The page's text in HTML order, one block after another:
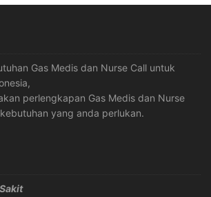
Gas Medis dan Nurse Call untuk
perlengkapan Gas Medis dan Nurse
yang anda perlukan.